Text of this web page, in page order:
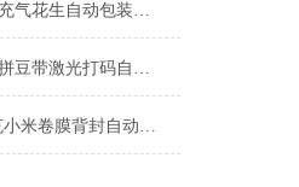
颗粒小立式带充气花生自动包装机支持定制
颗粒小袋单包拼豆带激光打码自动包装机工厂生产
颗粒700-900克小米卷膜背封自动包装机厂家